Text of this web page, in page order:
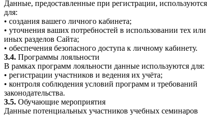
Данные, предоставленные при регистрации, используются
для:
• создания вашего личного кабинета;
• уточнения ваших потребностей в использовании тех или
иных разделов Сайта;
• обеспечения безопасного доступа к личному кабинету.
3.4. Программы лояльности
В рамках программ лояльности данные используются для:
• регистрации участников и ведения их учёта;
• контроля соблюдения условий программ и требований
законодательства.
3.5. Обучающие мероприятия
Данные потенциальных участников учебных семинаров